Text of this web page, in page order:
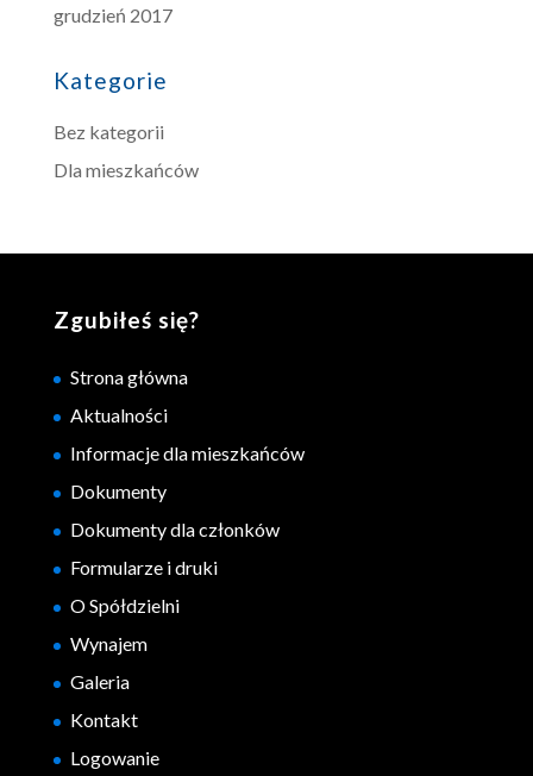
grudzień 2017
Kategorie
Bez kategorii
Dla mieszkańców
Zgubiłeś się?
Strona główna
Aktualności
Informacje dla mieszkańców
Dokumenty
Dokumenty dla członków
Formularze i druki
O Spółdzielni
Wynajem
Galeria
Kontakt
Logowanie